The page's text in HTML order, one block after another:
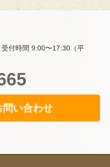
付時間 9:00〜17:30（平
い合わせ